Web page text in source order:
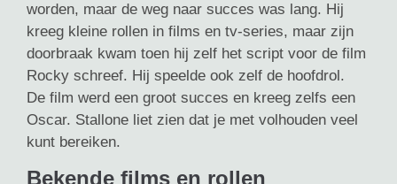
worden, maar de weg naar succes was lang. Hij
kreeg kleine rollen in films en tv-series, maar zijn
doorbraak kwam toen hij zelf het script voor de film
Rocky schreef. Hij speelde ook zelf de hoofdrol.
De film werd een groot succes en kreeg zelfs een
Oscar. Stallone liet zien dat je met volhouden veel
kunt bereiken.
Bekende films en rollen